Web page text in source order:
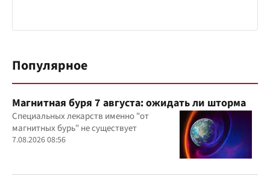
Популярное
Магнитная буря 7 августа: ожидать ли шторма
Специальных лекарств именно "от
магнитных бурь" не существует
7.08.2026 08:56